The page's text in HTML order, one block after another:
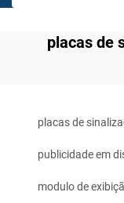
placas de
placas de
publicidade em
modulo de